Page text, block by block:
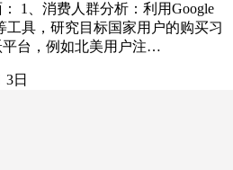
1、消费人群分析：利用Google
工具，研究目标国家用户的购买习
台，例如北美用户注…
3日